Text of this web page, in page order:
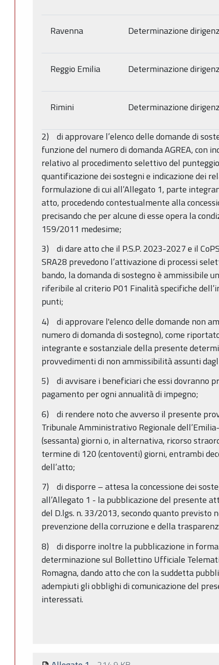
Ravenna Determinazione
Reggio Emilia Determinazione
Rimini Determinazione
2) di approvare l’elenco delle domande di
funzione del numero di domanda AGREA, con
relativo al procedimento selettivo del
quantificazione dei sostegni e indicazione dei
formulazione di cui all’Allegato 1, parte
atto, procedendo contestualmente alla
precisando che per alcune di esse opera la
159/2011 medesime;
3) di dare atto che il P.S.P. 2023-2027 e il
SRA28 prevedono l’attivazione di processi
bando, la domanda di sostegno è ammissibile
riferibile al criterio P01 Finalità specifiche
punti;
4) di approvare l'elenco delle domande non
numero di domanda di sostegno), come
integrante e sostanziale della presente
provvedimenti di non ammissibilità assunti
5) di avvisare i beneficiari che essi dovranno
pagamento per ogni annualità di impegno;
6) di rendere noto che avverso il presente
Tribunale Amministrativo Regionale
(sessanta) giorni o, in alternativa, ricorso
termine di 120 (centoventi) giorni, entrambi
dell’atto;
7) di disporre – attesa la concessione dei
all’Allegato 1 - la pubblicazione del presente
del D.lgs. n. 33/2013, secondo quanto previsto
prevenzione della corruzione e della
8) di disporre inoltre la pubblicazione in
determinazione sul Bollettino Ufficiale
Romagna, dando atto che con la suddetta
adempiuti gli obblighi di comunicazione del
interessati.